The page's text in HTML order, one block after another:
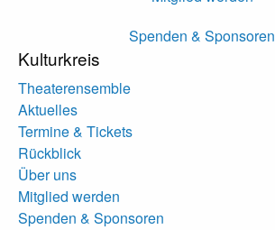
Spenden & Sponsoren
Kulturkreis
Theaterensemble
Aktuelles
Termine & Tickets
Rückblick
Über uns
Mitglied werden
Spenden & Sponsoren